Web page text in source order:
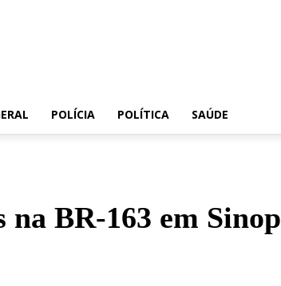
POLÍCIA POLÍTICA SAÚDE
BR-163 em Sinop